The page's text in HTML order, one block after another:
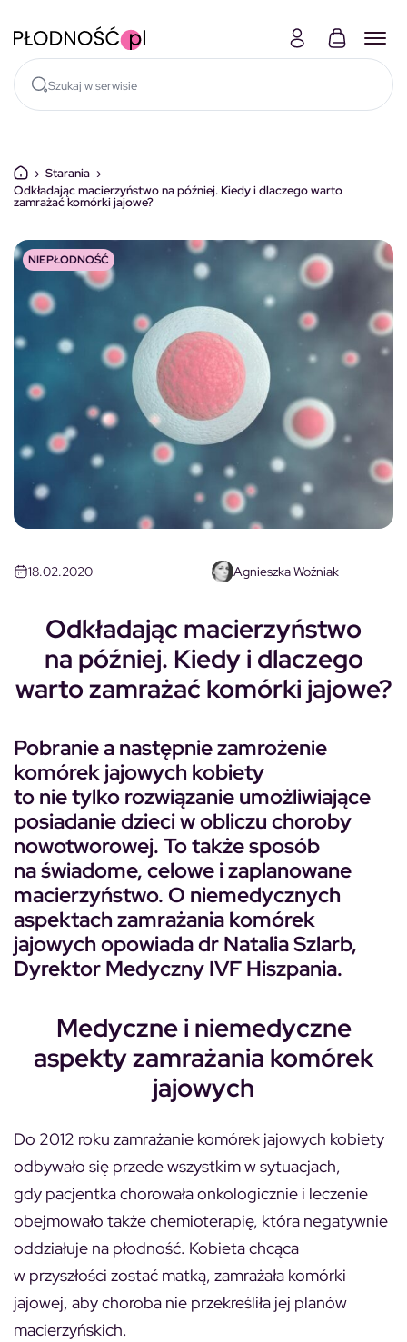
› Starania ›
Odkładając macierzyństwo na później. Kiedy i dlaczego warto
zamrażać komórki jajowe?
NIEPŁODNOŚĆ
18.02.2020 Agnieszka Woźniak
Odkładając macierzyństwo
na później. Kiedy i dlaczego
warto zamrażać komórki jajowe?
Pobranie a następnie zamrożenie
komórek jajowych kobiety
to nie tylko rozwiązanie umożliwiające
posiadanie dzieci w obliczu choroby
nowotworowej. To także sposób
na świadome, celowe i zaplanowane
macierzyństwo. O niemedycznych
aspektach zamrażania komórek
jajowych opowiada dr Natalia Szlarb,
Dyrektor Medyczny IVF Hiszpania.
Medyczne i niemedyczne
aspekty zamrażania komórek
jajowych
Do 2012 roku zamrażanie komórek jajowych kobiety
odbywało się przede wszystkim w sytuacjach,
gdy pacjentka chorowała onkologicznie i leczenie
obejmowało także chemioterapię, która negatywnie
oddziałuje na płodność. Kobieta chcąca
w przyszłości zostać matką, zamrażała komórki
jajowej, aby choroba nie przekreśliła jej planów
macierzyńskich.